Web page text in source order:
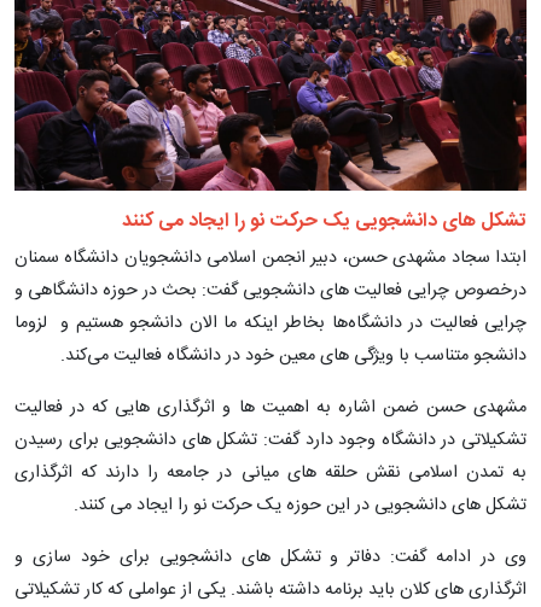
تشکل های دانشجویی یک حرکت نو را ایجاد می کنند
ابتدا سجاد مشهدی حسن، دبیر انجمن اسلامی دانشجویان دانشگاه سمنان
درخصوص چرایی فعالیت های دانشجویی گفت: بحث در حوزه دانشگاهی و
چرایی فعالیت در دانشگاه‌ها بخاطر اینکه ما الان دانشجو هستیم و لزوما
دانشجو متناسب با ویژگی های معین خود در دانشگاه فعالیت می‌کند.
مشهدی حسن ضمن اشاره به اهمیت ها و اثرگذاری هایی که در فعالیت
تشکیلاتی در دانشگاه وجود دارد گفت: تشکل های دانشجویی برای رسیدن
به تمدن اسلامی نقش حلقه های میانی در جامعه را دارند که اثرگذاری
تشکل های دانشجویی در این حوزه یک حرکت نو را ایجاد می کنند.
وی در ادامه گفت: دفاتر و تشکل های دانشجویی برای خود سازی و
اثرگذاری های کلان باید برنامه داشته باشند. یکی از عواملی که کار تشکیلاتی